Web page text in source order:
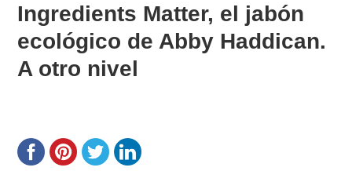
Ingredients Matter, el jabón
ecológico de Abby Haddican.
A otro nivel